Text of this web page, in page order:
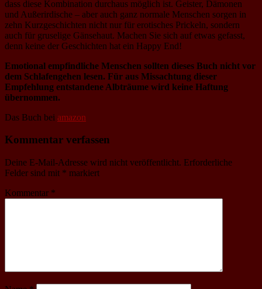
dass diese Kombination durchaus möglich ist. Geister, Dämonen
und Außerirdische – aber auch ganz normale Menschen sorgen in
zehn Kurzgeschichten nicht nur für erotisches Prickeln, sondern
auch für gruselige Gänsehaut. Machen Sie sich auf etwas gefasst,
denn keine der Geschichten hat ein Happy End!
Emotional empfindliche Menschen sollten dieses Buch nicht vor
dem Schlafengehen lesen. Für aus Missachtung dieser
Empfehlung entstandene Albträume wird keine Haftung
übernommen.
Das Buch bei amazon
Kommentar verfassen
Deine E-Mail-Adresse wird nicht veröffentlicht. Erforderliche
Felder sind mit * markiert
Kommentar *